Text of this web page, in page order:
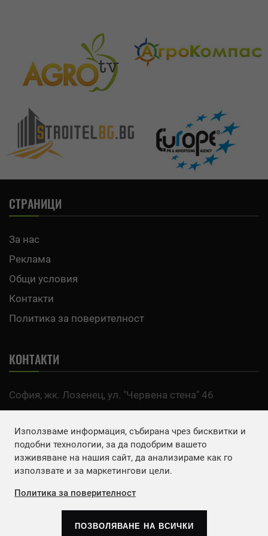
СТРАНИЦИ
За нас
Реклама
Общи условия
Контакти
Политика за поверителност
КОНТАКТИ
София, жк. Лозенец, ул. "Червена стена" 46
Email: office@agro.bg
FACEBOOK
Използваме информация, събирана чрез бисквитки и
подобни технологии, за да подобрим вашето
изживяване на нашия сайт, да анализираме как го
използвате и за маркетингови цели.
Политика за поверителност
ПОЗВОЛЯВАНЕ НА ВСИЧКИ